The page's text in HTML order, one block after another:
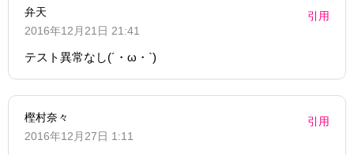
弁天
2016年12月21日 21:41
引用
テスト異常なし(´・ω・`)
樫村奈々
2016年12月27日 1:11
引用